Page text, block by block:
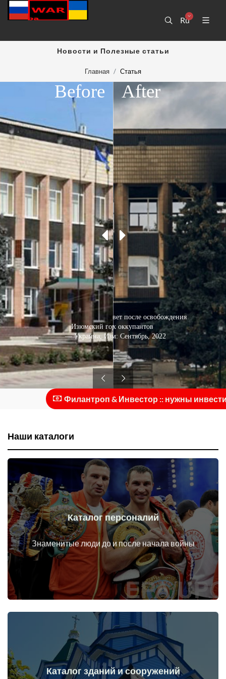
Ru
Новости и Полезные статьи
Главная Статья
Изюмский городской совет после освобождения
от российских оккупантов
— Украина, Изюм: Сентябрь, 2022
After
Изюмский городской совет
— Украина, Изюм: Июнь, 2020
Before
Филантроп & Инвестор :: нужны
Наши каталоги
Каталог персоналий
Знаменитые люди до и после начала войны
Личности до и после начала войны
Перейти
Каталог зданий и сооружений
Перейти